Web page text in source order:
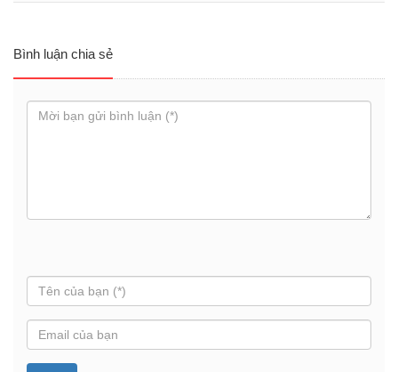
Bình luận chia sẻ